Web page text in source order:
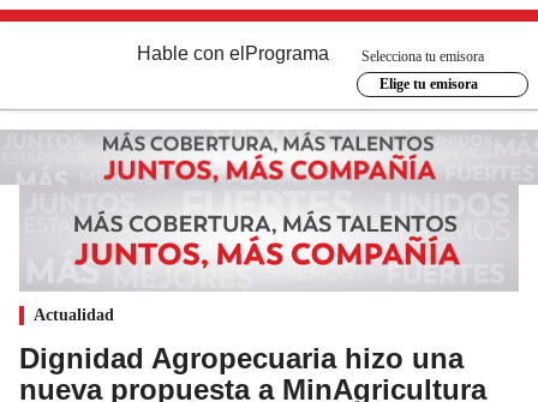
Hable con el Programa
Selecciona tu emisora
Elige tu emisora
Actualidad
Dignidad Agropecuaria hizo una
nueva propuesta a MinAgricultura